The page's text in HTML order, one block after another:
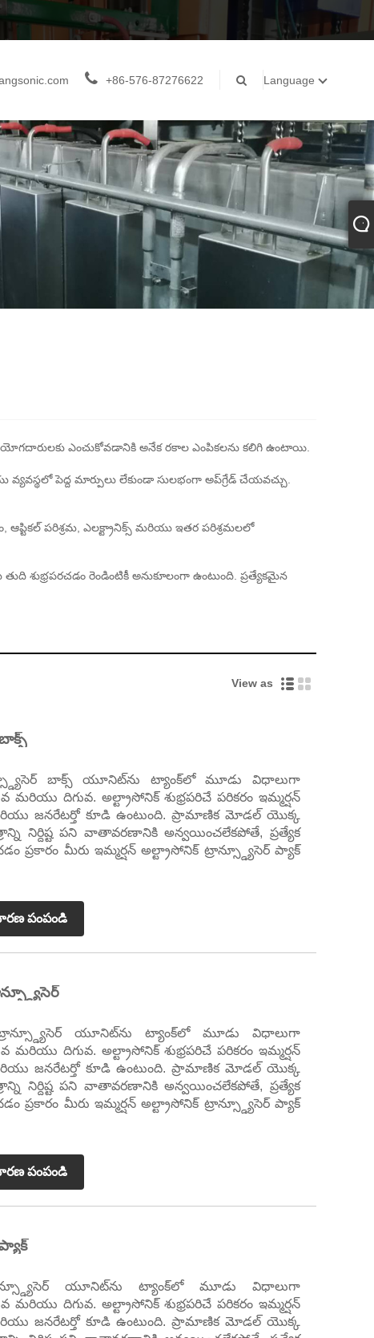
+86-576-87276622 Language
ఎంచుకోవడానికి అనేక రకాల ఎంపికలను కలిగి ఉంటాయి.
పెద్ద మార్పులు లేకుండా సులభంగా అప్‌గ్రేడ్ చేయవచ్చు.
ఆప్టికల్ పరిశ్రమ, ఎలక్ట్రానిక్స్ మరియు ఇతర పరిశ్రమలలో
శుభ్రపరచడం రెండింటికీ అనుకూలంగా ఉంటుంది. ప్రత్యేకమైన
View as
బాక్స్ యూనిట్‌ను ట్యాంక్‌లో మూడు విధాలుగా
మరియు దిగువ. అల్ట్రాసోనిక్ శుభ్రపరిచే పరికరం ఇమ్మర్షన్
జనరేటర్తో కూడి ఉంటుంది. ప్రామాణిక మోడల్ యొక్క
నిర్దిష్ట పని వాతావరణానికి అన్వయించలేకపోతే, ప్రత్యేక
ప్రకారం మీరు ఇమ్మర్షన్ అల్ట్రాసోనిక్ ట్రాన్స్డ్యూసెర్ ప్యాక్
పంపండి
యూనిట్‌ను ట్యాంక్‌లో మూడు విధాలుగా
మరియు దిగువ. అల్ట్రాసోనిక్ శుభ్రపరిచే పరికరం ఇమ్మర్షన్
జనరేటర్తో కూడి ఉంటుంది. ప్రామాణిక మోడల్ యొక్క
నిర్దిష్ట పని వాతావరణానికి అన్వయించలేకపోతే, ప్రత్యేక
ప్రకారం మీరు ఇమ్మర్షన్ అల్ట్రాసోనిక్ ట్రాన్స్డ్యూసెర్ ప్యాక్
పంపండి
యూనిట్‌ను ట్యాంక్‌లో మూడు విధాలుగా
మరియు దిగువ. అల్ట్రాసోనిక్ శుభ్రపరిచే పరికరం ఇమ్మర్షన్
జనరేటర్తో కూడి ఉంటుంది. ప్రామాణిక మోడల్ యొక్క